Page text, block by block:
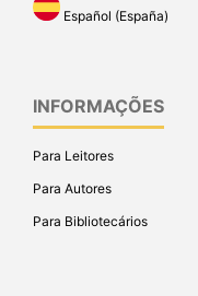
Español (España)
INFORMAÇÕES
Para Leitores
Para Autores
Para Bibliotecários